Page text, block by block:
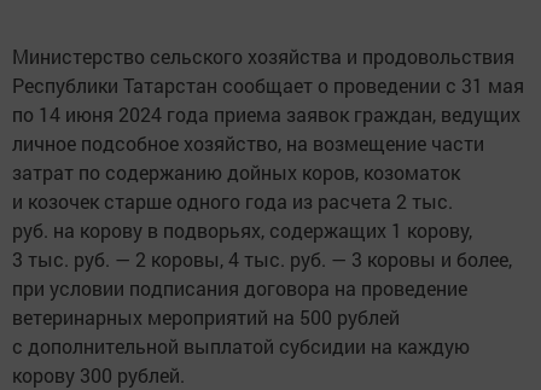
Министерство сельского хозяйства и продовольствия
Республики Татарстан сообщает о проведении с 31 мая
по 14 июня 2024 года приема заявок граждан, ведущих
личное подсобное хозяйство, на возмещение части
затрат по содержанию дойных коров, козоматок
и козочек старше одного года из расчета 2 тыс.
руб. на корову в подворьях, содержащих 1 корову,
3 тыс. руб. — 2 коровы, 4 тыс. руб. — 3 коровы и более,
при условии подписания договора на проведение
ветеринарных мероприятий на 500 рублей
с дополнительной выплатой субсидии на каждую
корову 300 рублей.